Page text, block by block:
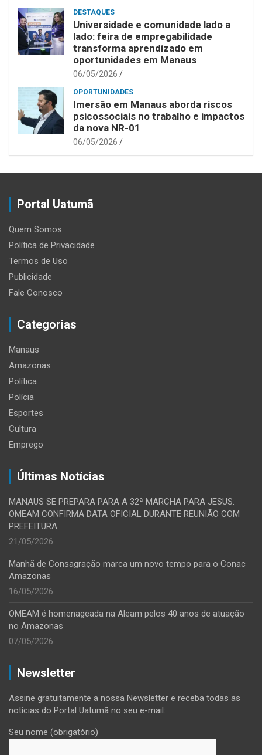
DESTAQUES
Universidade e comunidade lado a
lado: feira de empregabilidade
transforma aprendizado em
oportunidades em Manaus
06/05/2026
OPORTUNIDADES
Imersão em Manaus aborda riscos
psicossociais no trabalho e impactos
da nova NR-01
06/05/2026
Portal Uatumã
Quem Somos
Política de Privacidade
Termos de Uso
Publicidade
Fale Conosco
Categorias
Manaus
Amazonas
Política
Polícia
Esportes
Cultura
Emprego
Últimas Notícias
MANAUS SE PREPARA PARA A 32ª MARCHA PARA JESUS:
OMEAM CONFIRMA DATA OFICIAL DURANTE REUNIÃO COM
PREFEITURA
21/05/2026
Manhã de Consagração marca um novo tempo para o Conac
Amazonas
16/05/2026
OMEAM é homenageada na Aleam pelos 40 anos de atuação
no Amazonas
07/05/2026
Newsletter
Assine gratuitamente a nossa Newsletter e receba todas as
notícias do Portal Uatumã no seu e-mail:
Seu nome (obrigatório)